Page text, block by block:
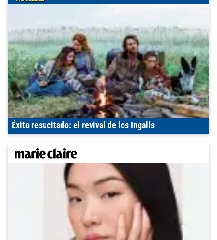
Éxito resucitado: el revival de los Ingalls